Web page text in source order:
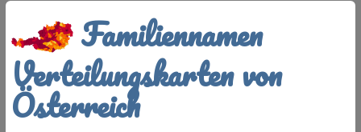
Familiennamen
Verteilungskarten von
Österreich